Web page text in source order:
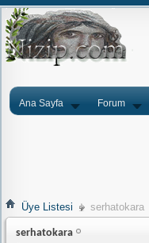
Ana Sayfa Forum
Üye Listesi serhatokara
serhatokara